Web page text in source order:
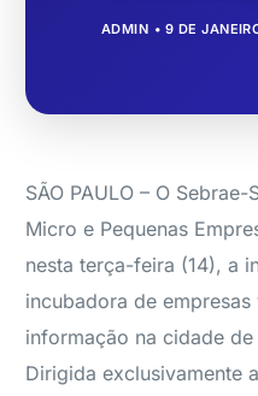
ADMIN 9 DE
SÃO PAULO – O
Micro e Pequenas
nesta terça-feira (14), a
incubadora de
informação na cidade de
Dirigida exclusivamente